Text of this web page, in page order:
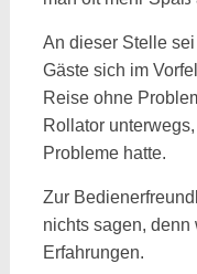
An dieser Stelle
Gäste sich im
Reise ohne
Rollator
Probleme hatte.
Zur
nichts sagen,
Erfahrungen.